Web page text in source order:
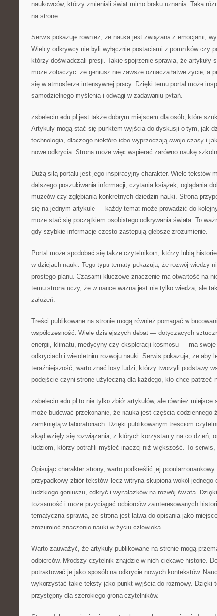
naukowców, którzy zmieniali świat mimo braku uznania. Taka
na stronę.
Serwis pokazuje również, że nauka jest związana z emocjami,
Wielcy odkrywcy nie byli wyłącznie postaciami z pomników czy
którzy doświadczali presji. Takie spojrzenie sprawia, że artykuły
może zobaczyć, że geniusz nie zawsze oznacza łatwe życie, a
się w atmosferze intensywnej pracy. Dzięki temu portal może
samodzielnego myślenia i odwagi w zadawaniu pytań.
zsbelecin.edu.pl jest także dobrym miejscem dla osób, które
Artykuły mogą stać się punktem wyjścia do dyskusji o tym, jak
technologia, dlaczego niektóre idee wyprzedzają swoje czasy i
nowe odkrycia. Strona może więc wspierać zarówno naukę
Dużą siłą portalu jest jego inspiracyjny charakter. Wiele tekstów
dalszego poszukiwania informacji, czytania książek, oglądania
muzeów czy zgłębiania konkretnych dziedzin nauki. Strona
się na jednym artykule — każdy temat może prowadzić do
może stać się początkiem osobistego odkrywania świata. To
gdy szybkie informacje często zastępują głębsze zrozumienie.
Portal może spodobać się także czytelnikom, którzy lubią
w dziejach nauki. Tego typu tematy pokazują, że rozwój wiedzy
prostego planu. Czasami kluczowe znaczenie ma otwartość na
temu strona uczy, że w nauce ważna jest nie tylko wiedza, ale
założeń.
Treści publikowane na stronie mogą również pomagać w
współczesność. Wiele dzisiejszych debat — dotyczących
energii, klimatu, medycyny czy eksploracji kosmosu — ma swoje
odkryciach i wieloletnim rozwoju nauki. Serwis pokazuje, że aby
teraźniejszość, warto znać losy ludzi, którzy tworzyli podstawy
podejście czyni stronę użyteczną dla każdego, kto chce patrzeć
zsbelecin.edu.pl to nie tylko zbiór artykułów, ale również miejsce
może budować przekonanie, że nauka jest częścią codziennego
zamkniętą w laboratoriach. Dzięki publikowanym treściom
skąd wzięły się rozwiązania, z których korzystamy na co dzień,
ludziom, którzy potrafili myśleć inaczej niż większość. To
Opisując charakter strony, warto podkreślić jej
przypadkowy zbiór tekstów, lecz witryna skupiona wokół jednego
ludzkiego geniuszu, odkryć i wynalazków na rozwój świata.
tożsamość i może przyciągać odbiorców zainteresowanych
tematyczna sprawia, że strona jest łatwa do opisania jako
zrozumieć znaczenie nauki w życiu człowieka.
Warto zauważyć, że artykuły publikowane na stronie mogą
odbiorców. Młodszy czytelnik znajdzie w nich ciekawe historie.
potraktować je jako sposób na odkrycie nowych kontekstów.
wykorzystać takie teksty jako punkt wyjścia do rozmowy. Dzięki
przystępny dla szerokiego grona czytelników.